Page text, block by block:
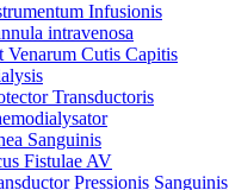
Infusionis
intravenosa
Venarum Cutis Capitis
Transductoris
Sanguinis
Fistulae AV
Pressionis Sanguinis